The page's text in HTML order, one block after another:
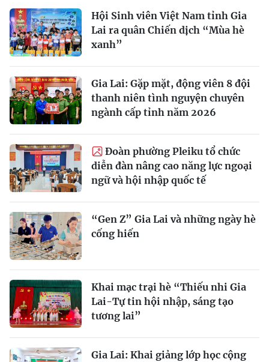
Hội Sinh viên Việt Nam tỉnh Gia
Lai ra quân Chiến dịch “Mùa hè
xanh”
Gia Lai: Gặp mặt, động viên 8 đội
thanh niên tình nguyện chuyên
ngành cấp tỉnh năm 2026
Đoàn phường Pleiku tổ chức
diễn đàn nâng cao năng lực ngoại
ngữ và hội nhập quốc tế
“Gen Z” Gia Lai và những ngày hè
cống hiến
Khai mạc trại hè “Thiếu nhi Gia
Lai-Tự tin hội nhập, sáng tạo
tương lai”
Gia Lai: Khai giảng lớp học cộng